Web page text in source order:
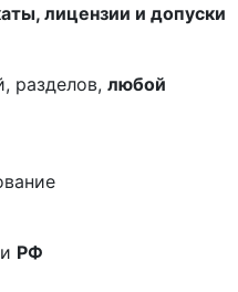
лицензии и допуски
разделов, любой
РФ